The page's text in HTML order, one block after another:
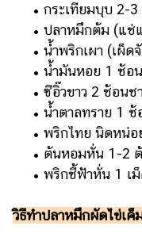
• กระเทียมบุบ 2-3
• ปลาหมึกต้ม (แช่แ
• น้ำพริกเผา (เผ็ด
• น้ำมันหอย 1 ช้อน
• ซีอิ๊วขาว 2 ช้อนช
• น้ำตาลทราย 1 ช้
• พริกไทย นิดหน่อ
• ต้นหอมหั่น 1-2
• พริกชี้ฟ้าหั่น 1 เ
วิธีทำปลาหมึกผัดไข่เ